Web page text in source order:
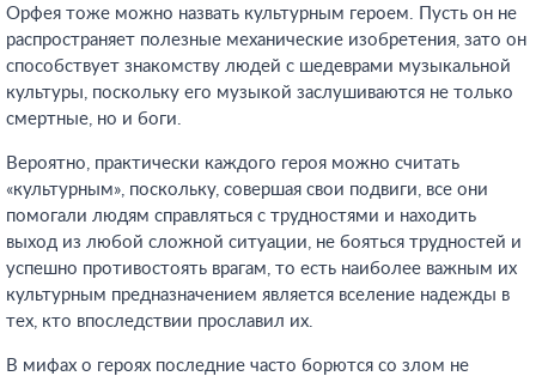
Орфея тоже можно назвать культурным героем. Пусть он не
распространяет полезные механические изобретения, зато он
способствует знакомству людей с шедеврами музыкальной
культуры, поскольку его музыкой заслушиваются не только
смертные, но и боги.
Вероятно, практически каждого героя можно считать
«культурным», поскольку, совершая свои подвиги, все они
помогали людям справляться с трудностями и находить
выход из любой сложной ситуации, не бояться трудностей и
успешно противостоять врагам, то есть наиболее важным их
культурным предназначением является вселение надежды в
тех, кто впоследствии прославил их.
В мифах о героях последние часто борются со злом не